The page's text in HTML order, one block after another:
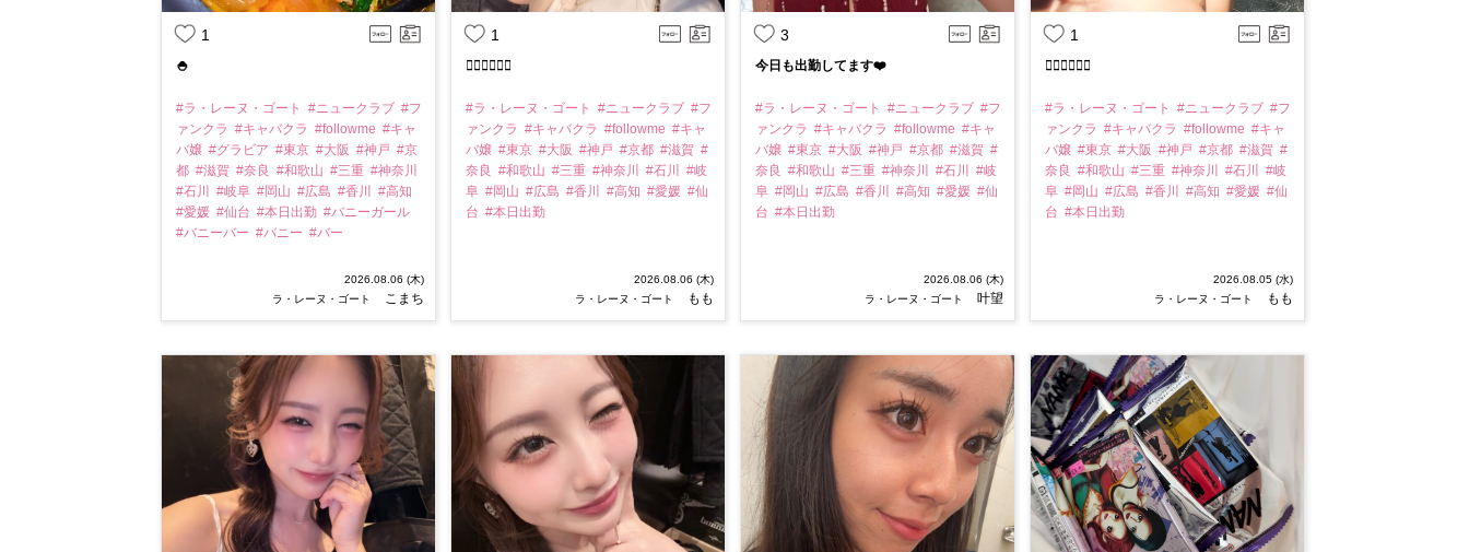
1
🍚
#ラ・レーヌ・ゴート #ニュークラブ #フ
ァンクラ #キャバクラ #followme #キャ
バ嬢 #グラビア #東京 #大阪 #神戸 #京
都 #滋賀 #奈良 #和歌山 #三重 #神奈川
#石川
#岐阜 #岡山 #広島 #香川
#高知
#愛媛 #仙台 #本日出勤 #バニーガール
#バニーバー #バニー #バー
2026.08.06 (木)
ラ・レーヌ・ゴート
こまち
1
❤️‍🔥❤️‍🔥❤️‍🔥
#ラ・レーヌ・ゴート #ニュークラブ #フ
ァンクラ #キャバクラ #followme #キャ
バ嬢 #東京 #大阪 #神戸 #京都 #滋賀 #
奈良 #和歌山 #三重 #神奈川 #石川
#岐
阜 #岡山 #広島 #香川 #高知 #愛媛 #仙
台 #本日出勤
2026.08.06 (木)
ラ・レーヌ・ゴート
もも
3
今日も出勤してます❤️
#ラ・レーヌ・ゴート #ニュークラブ #フ
ァンクラ #キャバクラ #followme #キャ
バ嬢 #東京 #大阪 #神戸 #京都 #滋賀 #
奈良 #和歌山 #三重 #神奈川 #石川
#岐
阜 #岡山 #広島 #香川 #高知 #愛媛 #仙
台 #本日出勤
2026.08.06 (木)
ラ・レーヌ・ゴート
叶望
1
❤️‍🔥❤️‍🔥❤️‍🔥
#ラ・レーヌ・ゴート #ニュークラブ #フ
ァンクラ #キャバクラ #followme #キャ
バ嬢 #東京 #大阪 #神戸 #京都 #滋賀 #
奈良 #和歌山 #三重 #神奈川 #石川
#岐
阜 #岡山 #広島 #香川 #高知 #愛媛 #仙
台 #本日出勤
2026.08.05 (水)
ラ・レーヌ・ゴート
もも